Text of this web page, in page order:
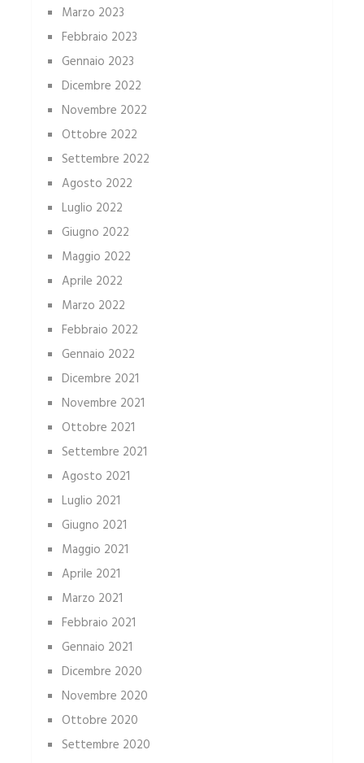
Marzo 2023
Febbraio 2023
Gennaio 2023
Dicembre 2022
Novembre 2022
Ottobre 2022
Settembre 2022
Agosto 2022
Luglio 2022
Giugno 2022
Maggio 2022
Aprile 2022
Marzo 2022
Febbraio 2022
Gennaio 2022
Dicembre 2021
Novembre 2021
Ottobre 2021
Settembre 2021
Agosto 2021
Luglio 2021
Giugno 2021
Maggio 2021
Aprile 2021
Marzo 2021
Febbraio 2021
Gennaio 2021
Dicembre 2020
Novembre 2020
Ottobre 2020
Settembre 2020